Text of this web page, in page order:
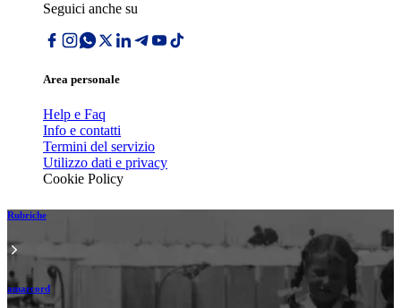
Seguici anche su
Area personale
Help e Faq
Info e contatti
Termini del servizio
Utilizzo dati e privacy
Cookie Policy
Rubriche
amarcord